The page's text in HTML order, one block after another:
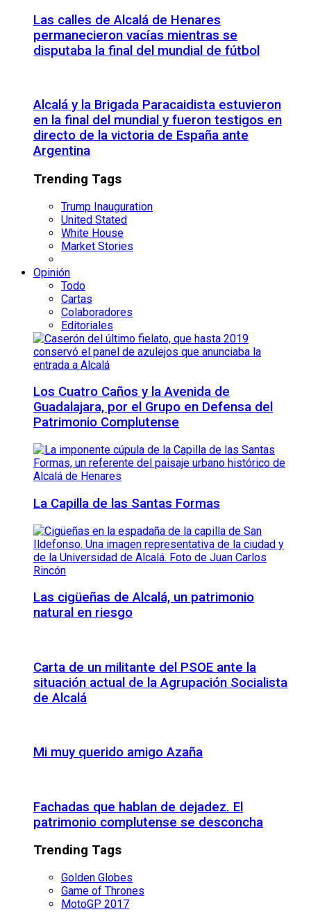
Las calles de Alcalá de Henares
permanecieron vacías mientras se
disputaba la final del mundial de fútbol
Alcalá y la Brigada Paracaidista estuvieron
en la final del mundial y fueron testigos en
directo de la victoria de España ante
Argentina
Trending Tags
Trump Inauguration
United Stated
White House
Market Stories
Opinión
Todo
Cartas
Colaboradores
Editoriales
Los Cuatro Caños y la Avenida de
Guadalajara, por el Grupo en Defensa del
Patrimonio Complutense
La Capilla de las Santas Formas
Las cigüeñas de Alcalá, un patrimonio
natural en riesgo
Carta de un militante del PSOE ante la
situación actual de la Agrupación Socialista
de Alcalá
Mi muy querido amigo Azaña
Fachadas que hablan de dejadez. El
patrimonio complutense se desconcha
Trending Tags
Golden Globes
Game of Thrones
MotoGP 2017